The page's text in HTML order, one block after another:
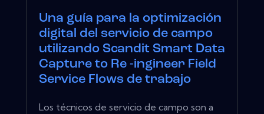
Una guía para la optimización
digital del servicio de campo
utilizando Scandit Smart Data
Capture to Re -ingineer Field
Service Flows de trabajo
Los técnicos de servicio de campo son a